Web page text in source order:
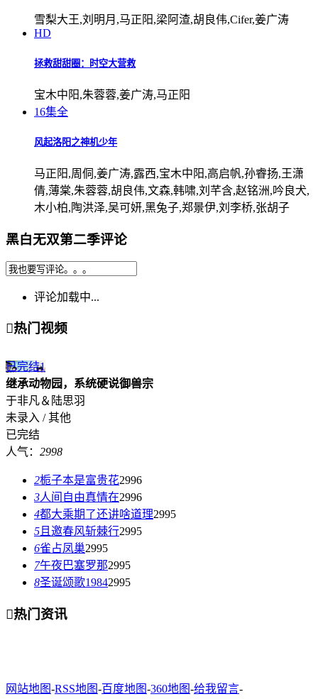
雪梨大王,刘明月,马正阳,梁阿渣,胡良伟,Cifer,姜广涛
HD
拯救甜甜圈：时空大营救
宝木中阳,朱蓉蓉,姜广涛,马正阳
16集全
风起洛阳之神机少年
马正阳,周侗,姜广涛,露西,宝木中阳,高启帆,孙睿扬,王潇
倩,薄棠,朱蓉蓉,胡良伟,文森,韩啸,刘芊含,赵铭洲,吟良犬,
木小柏,陶洪泽,吴可妍,黑兔子,郑景伊,刘李桥,张胡子
黑白无双第二季评论
评论加载中...
热门视频
已完结1
继承动物园，系统硬说御兽宗
于非凡＆陆思羽
未录入 / 其他
已完结
人气： 2998
2栀子本是富贵花2996
3人间自由真情在2996
4都大乘期了还讲啥道理2995
5 且邀春风斩棘行2995
6雀占凤巢2995
7午夜巴塞罗那2995
8圣诞颂歌19842995
热门资讯
网站地图-RSS地图-百度地图-360地图-给我留言-